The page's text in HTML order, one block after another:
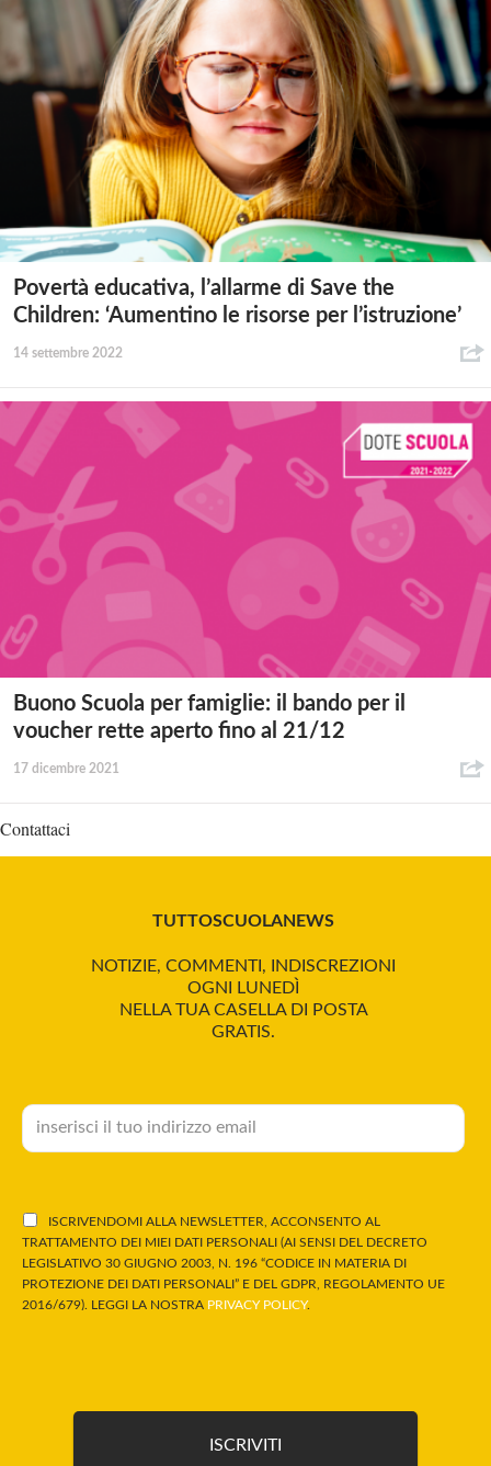
Povertà educativa, l’allarme di Save the
Children: ‘Aumentino le risorse per l’istruzione’
14 settembre 2022
Buono Scuola per famiglie: il bando per il
voucher rette aperto fino al 21/12
17 dicembre 2021
Contattaci
TUTTOSCUOLANEWS
NOTIZIE, COMMENTI, INDISCREZIONI
OGNI LUNEDÌ
NELLA TUA CASELLA DI POSTA
GRATIS.
ISCRIVENDOMI ALLA NEWSLETTER, ACCONSENTO AL
TRATTAMENTO DEI MIEI DATI PERSONALI (AI SENSI DEL DECRETO
LEGISLATIVO 30 GIUGNO 2003, N. 196 “CODICE IN MATERIA DI
PROTEZIONE DEI DATI PERSONALI” E DEL GDPR, REGOLAMENTO UE
2016/679). LEGGI LA NOSTRA PRIVACY POLICY.